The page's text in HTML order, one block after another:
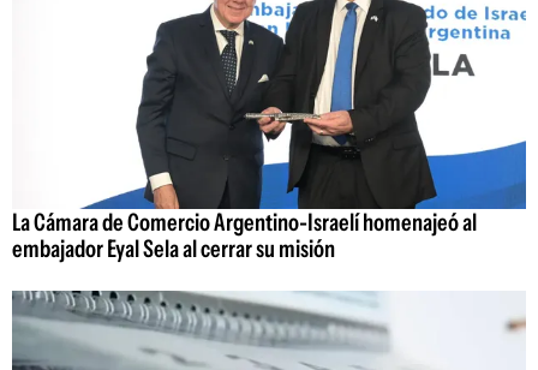
La Cámara de Comercio Argentino-Israelí homenajeó al
embajador Eyal Sela al cerrar su misión